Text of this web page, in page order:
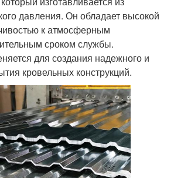
давления. Он обладает высокой
к атмосферным
сроком службы.
для создания надежного и
кровельных конструкций.